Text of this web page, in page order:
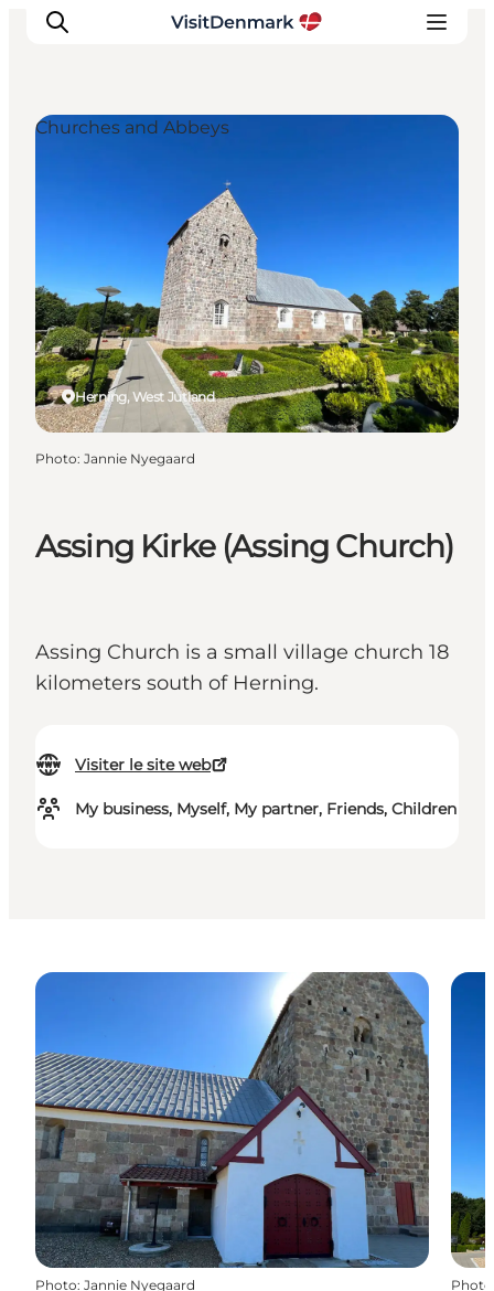
Destinations
Hébergements
Planifiez votre voyage
Assing Kirke (Assing Church)
Assing Church is a small village church 18
kilometers south of Herning.
Visiter le site web
My business, Myself, My partner, Friends, Children
Herning, West Jutland
Churches and Abbeys
Photo: Jannie Nyegaard
Photo: Jannie Nyegaard Photo